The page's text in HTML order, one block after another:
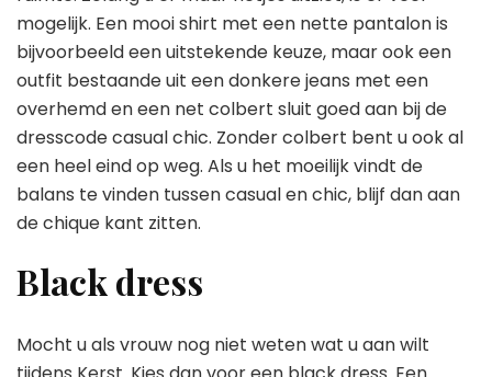
mogelijk. Een mooi shirt met een nette pantalon is
bijvoorbeeld een uitstekende keuze, maar ook een
outfit bestaande uit een donkere jeans met een
overhemd en een net colbert sluit goed aan bij de
dresscode casual chic. Zonder colbert bent u ook al
een heel eind op weg. Als u het moeilijk vindt de
balans te vinden tussen casual en chic, blijf dan aan
de chique kant zitten.
Black dress
Mocht u als vrouw nog niet weten wat u aan wilt